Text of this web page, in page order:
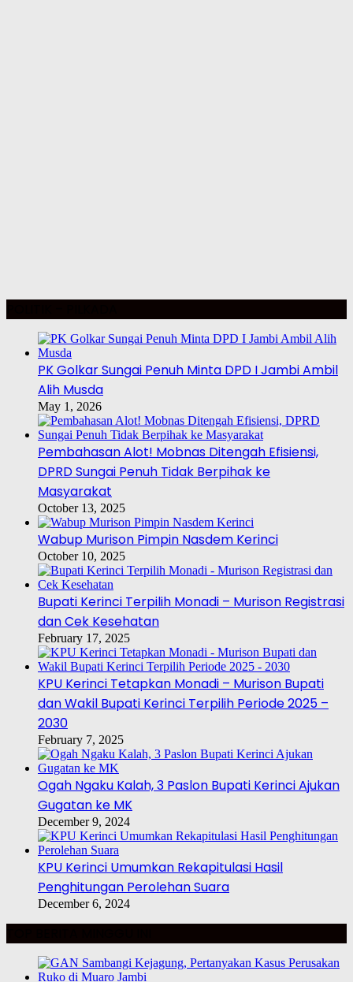
PK Golkar Sungai Penuh Minta DPD I Jambi Ambil
Alih Musda
May 1, 2026
Pembahasan Alot! Mobnas Ditengah Efisiensi,
DPRD Sungai Penuh Tidak Berpihak ke
Masyarakat
October 13, 2025
Wabup Murison Pimpin Nasdem Kerinci
October 10, 2025
Bupati Kerinci Terpilih Monadi – Murison Registrasi
dan Cek Kesehatan
February 17, 2025
KPU Kerinci Tetapkan Monadi – Murison Bupati
dan Wakil Bupati Kerinci Terpilih Periode 2025 –
2030
February 7, 2025
Ogah Ngaku Kalah, 3 Paslon Bupati Kerinci Ajukan
Gugatan ke MK
December 9, 2024
KPU Kerinci Umumkan Rekapitulasi Hasil
Penghitungan Perolehan Suara
December 6, 2024